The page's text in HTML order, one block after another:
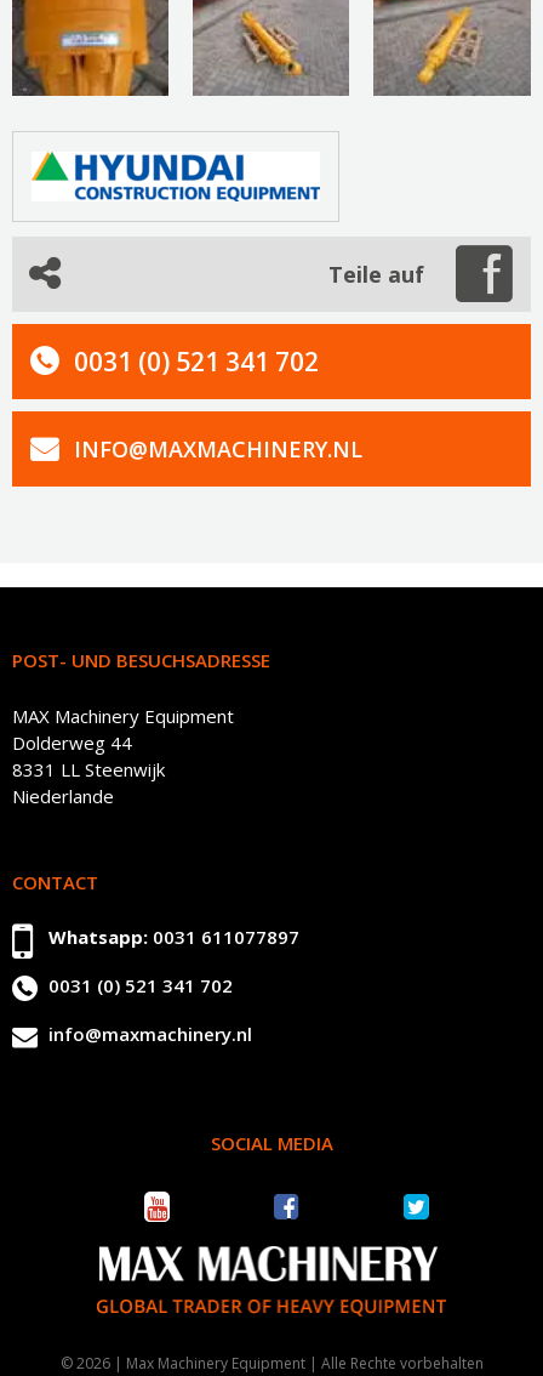
Teile auf
0031 (0) 521 341 702
INFO@MAXMACHINERY.NL
POST- UND BESUCHSADRESSE
MAX Machinery Equipment
Dolderweg 44
8331 LL Steenwijk
Niederlande
CONTACT
Whatsapp: 0031 611077897
0031 (0) 521 341 702
info@maxmachinery.nl
SOCIAL MEDIA
© 2026 | Max Machinery Equipment | Alle Rechte vorbehalten